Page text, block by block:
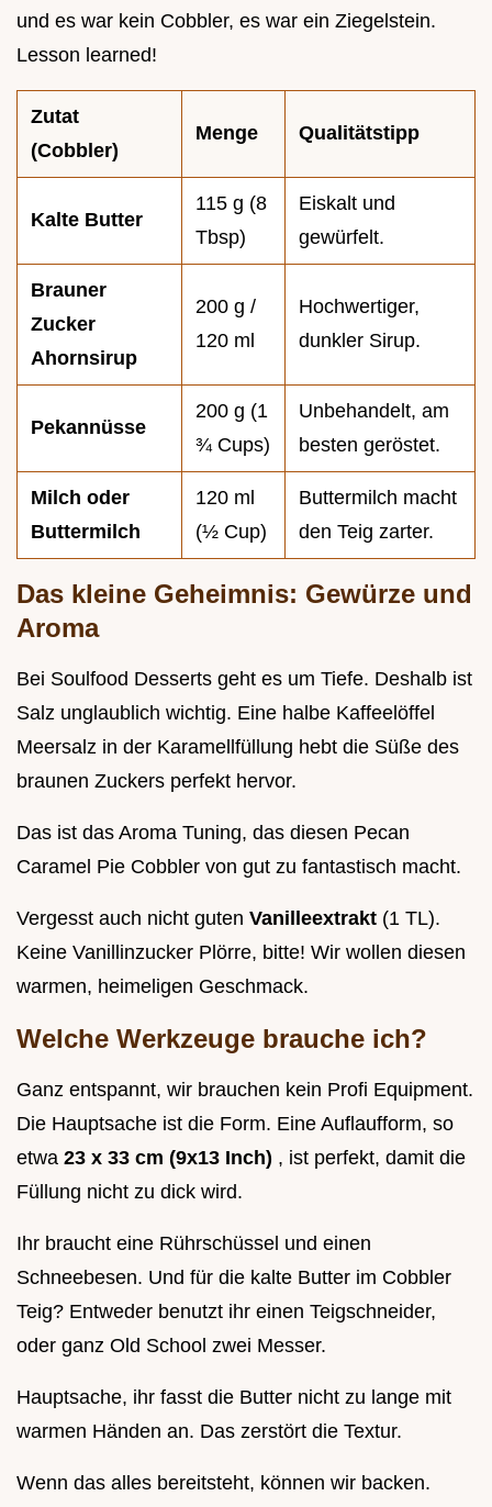
und es war kein Cobbler, es war ein Ziegelstein.
Lesson learned!
Zutat
(Cobbler)
Menge Qualitätstipp
Kalte Butter
115 g (8
Tbsp)
Eiskalt und
gewürfelt.
Brauner
Zucker
Ahornsirup
200 g /
120 ml
Hochwertiger,
dunkler Sirup.
Pekannüsse
200 g (1
¾ Cups)
Unbehandelt, am
besten geröstet.
Milch oder
Buttermilch
120 ml
(½ Cup)
Buttermilch macht
den Teig zarter.
Das kleine Geheimnis: Gewürze und
Aroma
Bei Soulfood Desserts geht es um Tiefe. Deshalb ist
Salz unglaublich wichtig. Eine halbe Kaffeelöffel
Meersalz in der Karamellfüllung hebt die Süße des
braunen Zuckers perfekt hervor.
Das ist das Aroma Tuning, das diesen Pecan
Caramel Pie Cobbler von gut zu fantastisch macht.
Vergesst auch nicht guten Vanilleextrakt (1 TL).
Keine Vanillinzucker Plörre, bitte! Wir wollen diesen
warmen, heimeligen Geschmack.
Welche Werkzeuge brauche ich?
Ganz entspannt, wir brauchen kein Profi Equipment.
Die Hauptsache ist die Form. Eine Auflaufform, so
etwa 23 x 33 cm (9x13 Inch) , ist perfekt, damit die
Füllung nicht zu dick wird.
Ihr braucht eine Rührschüssel und einen
Schneebesen. Und für die kalte Butter im Cobbler
Teig? Entweder benutzt ihr einen Teigschneider,
oder ganz Old School zwei Messer.
Hauptsache, ihr fasst die Butter nicht zu lange mit
warmen Händen an. Das zerstört die Textur.
Wenn das alles bereitsteht, können wir backen.